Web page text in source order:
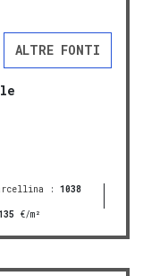
ALTRE FONTI
: 1038
€/m²